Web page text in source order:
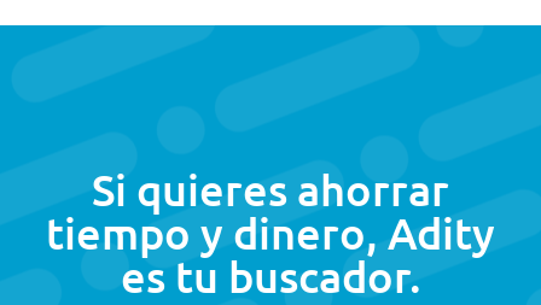
Si quieres ahorrar
tiempo y dinero, Adity
es tu buscador.